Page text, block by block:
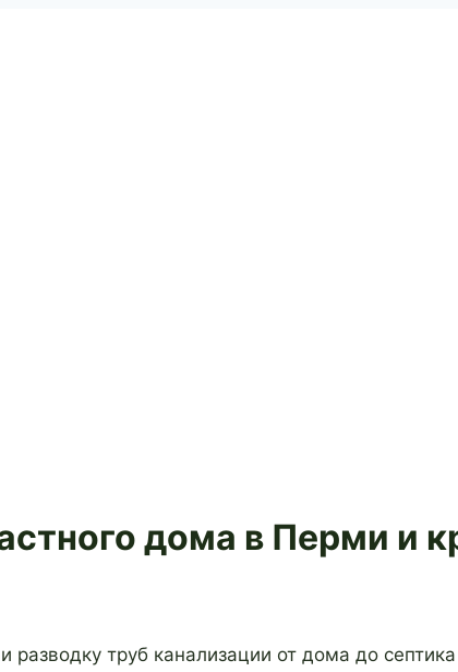
дома в Перми и
труб канализации от дома до